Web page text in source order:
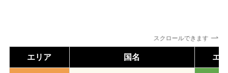
スクロールできます
エリア 国名 エ